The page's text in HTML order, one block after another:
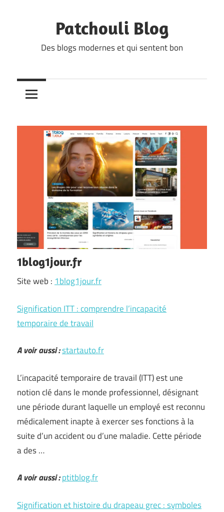
Patchouli Blog
Des blogs modernes et qui sentent bon
1blog1jour.fr
Site web : 1blog1jour.fr
Signification ITT : comprendre l’incapacité
temporaire de travail
A voir aussi :startauto.fr
L’incapacité temporaire de travail (ITT) est une
notion clé dans le monde professionnel, désignant
une période durant laquelle un employé est reconnu
médicalement inapte à exercer ses fonctions à la
suite d’un accident ou d’une maladie. Cette période
a des …
A voir aussi :ptitblog.fr
Signification et histoire du drapeau grec : symboles